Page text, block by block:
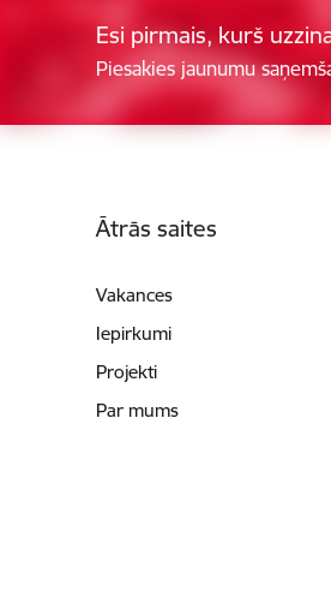
Esi pirmais, kurš
Piesakies jaunumu
Ātrās saites
Vakances
Iepirkumi
Projekti
Par mums